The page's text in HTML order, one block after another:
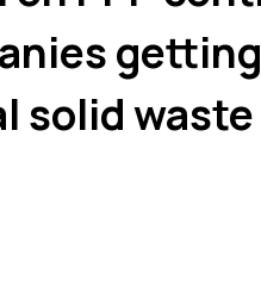
solid waste